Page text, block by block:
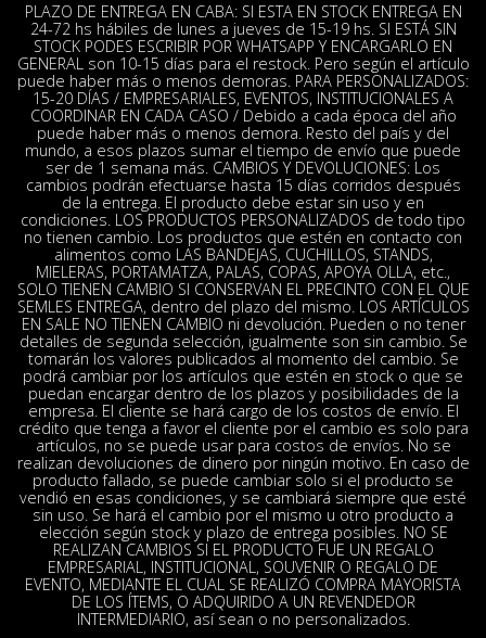
PLAZO DE ENTREGA EN CABA: SI ESTA EN STOCK ENTREGA EN
24-72 hs hábiles de lunes a jueves de 15-19 hs. SI ESTÁ SIN
STOCK PODES ESCRIBIR POR WHATSAPP Y ENCARGARLO EN
GENERAL son 10-15 días para el restock. Pero según el artículo
puede haber más o menos demoras. PARA PERSONALIZADOS:
15-20 DÍAS / EMPRESARIALES, EVENTOS, INSTITUCIONALES A
COORDINAR EN CADA CASO / Debido a cada época del año
puede haber más o menos demora. Resto del país y del
mundo, a esos plazos sumar el tiempo de envío que puede
ser de 1 semana más. CAMBIOS Y DEVOLUCIONES: Los
cambios podrán efectuarse hasta 15 días corridos después
de la entrega. El producto debe estar sin uso y en
condiciones. LOS PRODUCTOS PERSONALIZADOS de todo tipo
no tienen cambio. Los productos que estén en contacto con
alimentos como LAS BANDEJAS, CUCHILLOS, STANDS,
MIELERAS, PORTAMATZA, PALAS, COPAS, APOYA OLLA, etc.,
SOLO TIENEN CAMBIO SI CONSERVAN EL PRECINTO CON EL QUE
SEMLES ENTREGA, dentro del plazo del mismo. LOS ARTÍCULOS
EN SALE NO TIENEN CAMBIO ni devolución. Pueden o no tener
detalles de segunda selección, igualmente son sin cambio. Se
tomarán los valores publicados al momento del cambio. Se
podrá cambiar por los artículos que estén en stock o que se
puedan encargar dentro de los plazos y posibilidades de la
empresa. El cliente se hará cargo de los costos de envío. El
crédito que tenga a favor el cliente por el cambio es solo para
artículos, no se puede usar para costos de envíos. No se
realizan devoluciones de dinero por ningún motivo. En caso de
producto fallado, se puede cambiar solo si el producto se
vendió en esas condiciones, y se cambiará siempre que esté
sin uso. Se hará el cambio por el mismo u otro producto a
elección según stock y plazo de entrega posibles. NO SE
REALIZAN CAMBIOS SI EL PRODUCTO FUE UN REGALO
EMPRESARIAL, INSTITUCIONAL, SOUVENIR O REGALO DE
EVENTO, MEDIANTE EL CUAL SE REALIZÓ COMPRA MAYORISTA
DE LOS ÍTEMS, O ADQUIRIDO A UN REVENDEDOR
INTERMEDIARIO, así sean o no personalizados.